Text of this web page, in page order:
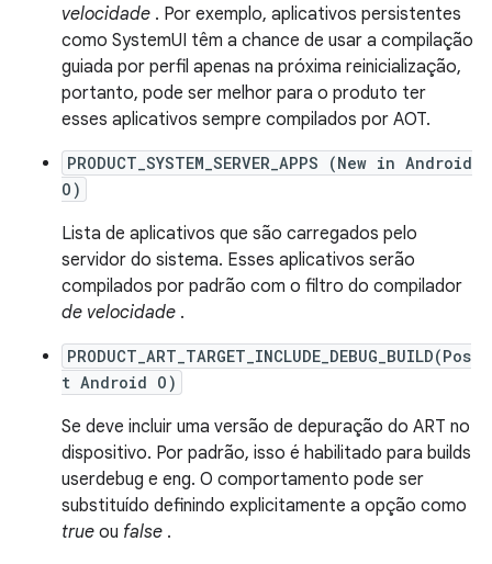
velocidade . Por exemplo, aplicativos persistentes
como SystemUI têm a chance de usar a compilação
guiada por perfil apenas na próxima reinicialização,
portanto, pode ser melhor para o produto ter
esses aplicativos sempre compilados por AOT.
PRODUCT_SYSTEM_SERVER_APPS (New in Android
O)
Lista de aplicativos que são carregados pelo
servidor do sistema. Esses aplicativos serão
compilados por padrão com o filtro do compilador
de velocidade .
PRODUCT_ART_TARGET_INCLUDE_DEBUG_BUILD(Pos
t Android O)
Se deve incluir uma versão de depuração do ART no
dispositivo. Por padrão, isso é habilitado para builds
userdebug e eng. O comportamento pode ser
substituído definindo explicitamente a opção como
true ou false .